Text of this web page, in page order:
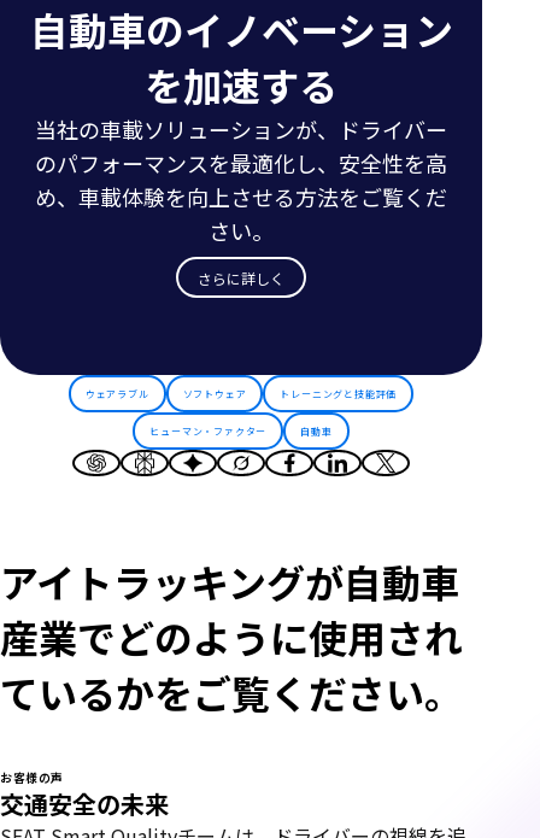
自動車のイノベーション
を加速する
当社の車載ソリューションが、ドライバー
のパフォーマンスを最適化し、安全性を高
め、車載体験を向上させる方法をご覧くだ
さい。
さらに詳しく
ウェアラブル ソフトウェア トレーニングと技能評価
ヒューマン・ファクター 自動車
アイトラッキングが自動車
産業でどのように使用され
ているかをご覧ください。
お客様の声
交通安全の未来